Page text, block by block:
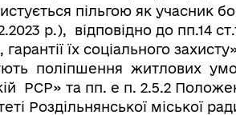
пільгою як учасник
р.), відповідно до пп.14
гарантії їх соціального
поліпшення житлових
РСР» та пп. е п. 2.5.2
Роздільнянської міської